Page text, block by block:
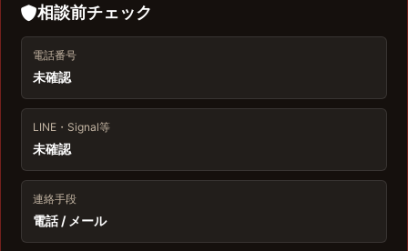
相談前チェック
電話番号
未確認
LINE・Signal等
未確認
連絡手段
電話 / メール